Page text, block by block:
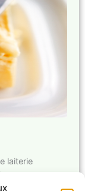
laiterie